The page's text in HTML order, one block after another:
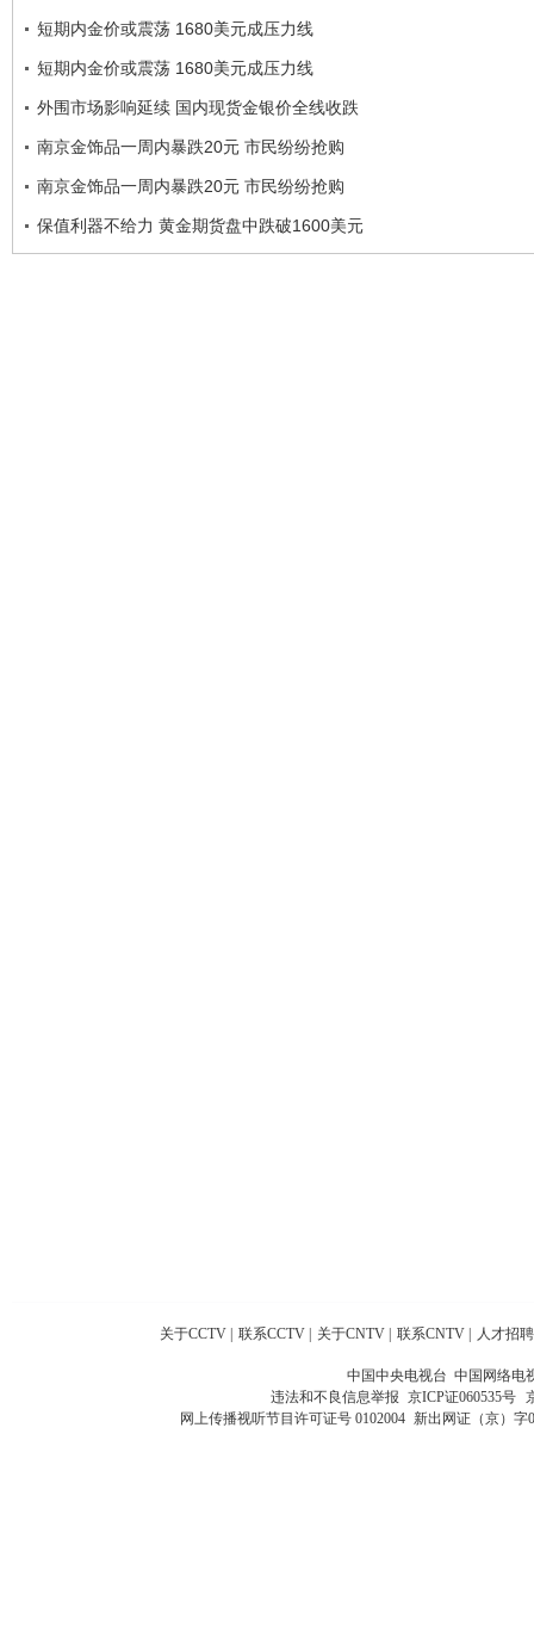
短期内金价或震荡 1680美元成压力线
短期内金价或震荡 1680美元成压力线
外围市场影响延续 国内现货金银价全线收跌
南京金饰品一周内暴跌20元 市民纷纷抢购
南京金饰品一周内暴跌20元 市民纷纷抢购
保值利器不给力 黄金期货盘中跌破1600美元
关于CCTV 联系CCTV 关于CNTV 联系CNTV 人才招聘
中国中央电视台 中国网络电
违法和不良信息举报 京ICP证060535号
网上传播视听节目许可证号 0102004 新出网证（京）